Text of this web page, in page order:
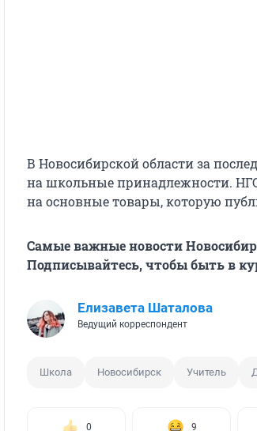
В Новосибирской области за
на школьные принадлежности.
на основные товары, которую
Самые важные новости
Подписывайтесь, чтобы быть в
Елизавета Шаталова
Ведущий корреспондент
Школа Новосибирск Учитель
0 9